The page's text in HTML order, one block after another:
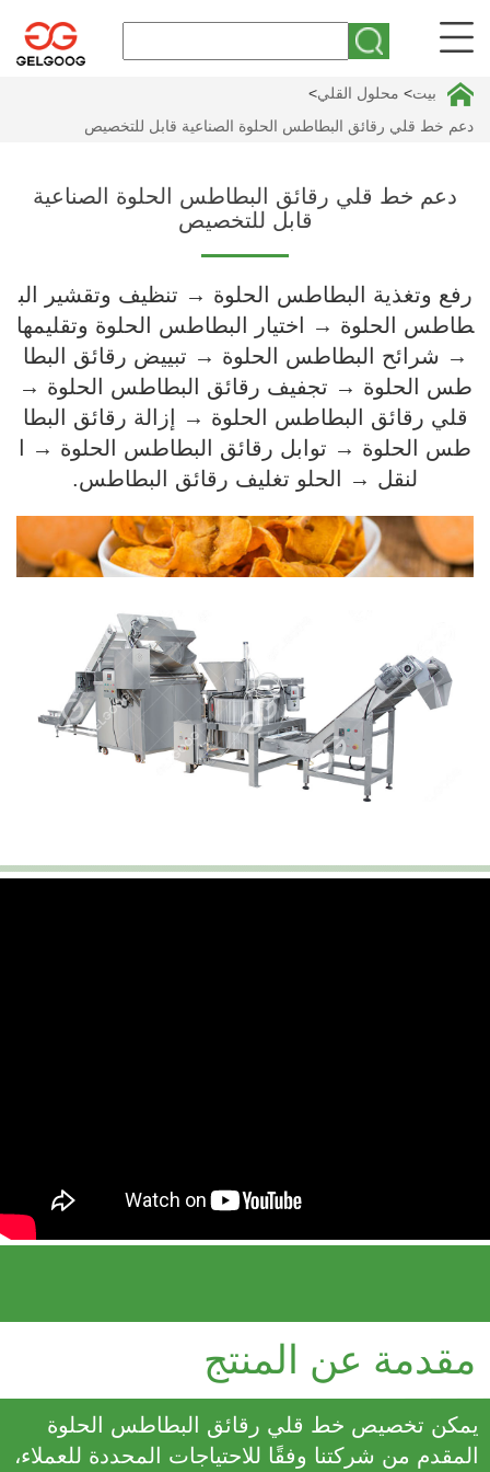
بيت> محلول القلي>
دعم خط قلي رقائق البطاطس الحلوة الصناعية قابل للتخصيص
دعم خط قلي رقائق البطاطس الحلوة الصناعية
قابل للتخصيص
رفع وتغذية البطاطس الحلوة → تنظيف وتقشير الب
طاطس الحلوة → اختيار البطاطس الحلوة وتقليمها
→ شرائح البطاطس الحلوة → تبييض رقائق البطا
طس الحلوة → تجفيف رقائق البطاطس الحلوة →
قلي رقائق البطاطس الحلوة → إزالة رقائق البطا
طس الحلوة → توابل رقائق البطاطس الحلوة → ا
لنقل → الحلو تغليف رقائق البطاطس.
مقدمة عن المنتج
يمكن تخصيص خط قلي رقائق البطاطس الحلوة
المقدم من شركتنا وفقًا للاحتياجات المحددة للعملاء،